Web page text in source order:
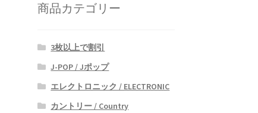
商品カテゴリー
3枚以上で割引
J-POP / Jポップ
エレクトロニック / ELECTRONIC
カントリー / Country